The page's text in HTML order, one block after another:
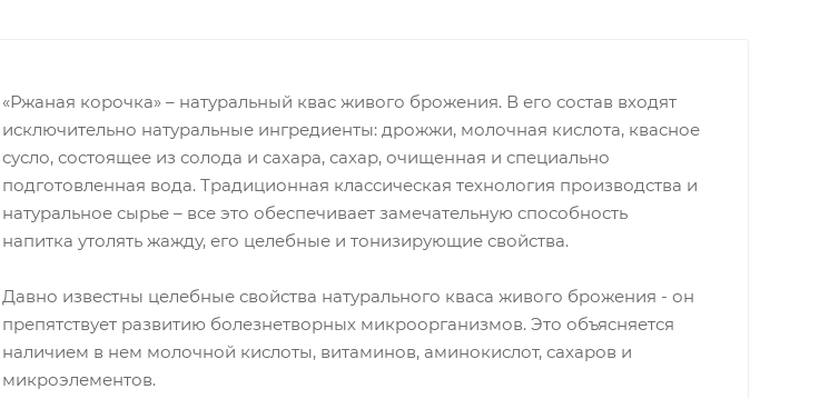
«Ржаная корочка» – натуральный квас живого брожения. В его состав входят
исключительно натуральные ингредиенты: дрожжи, молочная кислота, квасное
сусло, состоящее из солода и сахара, сахар, очищенная и специально
подготовленная вода. Традиционная классическая технология производства и
натуральное сырье – все это обеспечивает замечательную способность
напитка утолять жажду, его целебные и тонизирующие свойства.
Давно известны целебные свойства натурального кваса живого брожения - он
препятствует развитию болезнетворных микроорганизмов. Это объясняется
наличием в нем молочной кислоты, витаминов, аминокислот, сахаров и
микроэлементов.